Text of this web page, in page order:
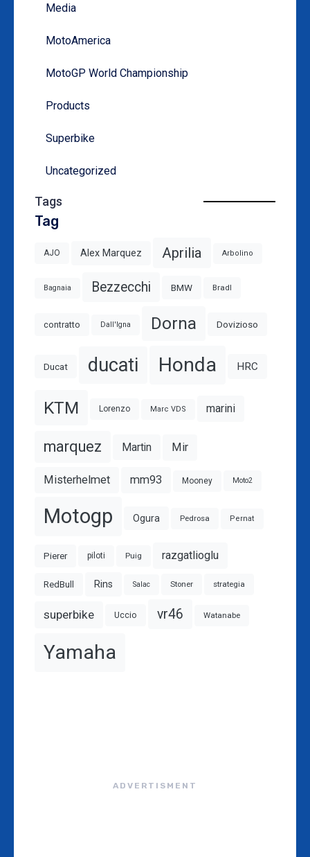
Media
MotoAmerica
MotoGP World Championship
Products
Superbike
Uncategorized
Tags
Tag
AJO Alex Marquez Aprilia Arbolino
Bagnaia Bezzecchi BMW Bradl
contratto Dall'Igna Dorna Dovizioso
Ducat ducati Honda HRC
KTM Lorenzo Marc VDS marini
marquez Martin Mir
Misterhelmet mm93 Mooney Moto2
Motogp Ogura Pedrosa Pernat
Pierer piloti Puig razgatlioglu
RedBull Rins Salac Stoner strategia
superbike Uccio vr46 Watanabe
Yamaha
ADVERTISMENT